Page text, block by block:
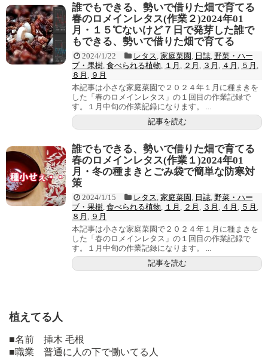
誰でもできる、勢いで借りた畑で育てる
春のロメインレタス(作業２)2024年01
月・１５℃ないけど７日で発芽した誰で
もできる、勢いで借りた畑で育てる
2024/1/22 レタス 家庭菜園 日誌, 野菜・ハー
ブ・果樹 食べられる植物 １月 ２月 ３月 ４月 ５月
８月
９月
本記事は小さな家庭菜園で２０２４年１月に種まきを
した「春のロメインレタス」の１回目の作業記録で
す。１月中旬の作業記録になります。 ...
記事を読む
誰でもできる、勢いで借りた畑で育てる
春のロメインレタス(作業１)2024年01
月・冬の種まきとごみ袋で簡単な防寒対
策
2024/1/15 レタス 家庭菜園 日誌, 野菜・ハー
ブ・果樹 食べられる植物 １月 ２月 ３月 ４月 ５月
８月
９月
本記事は小さな家庭菜園で２０２４年１月に種まきを
した「春のロメインレタス」の１回目の作業記録で
す。１月中旬の作業記録になります。 ...
記事を読む
植えてる人
■名前 挿木 毛根
■職業 普通に人の下で働いてる人